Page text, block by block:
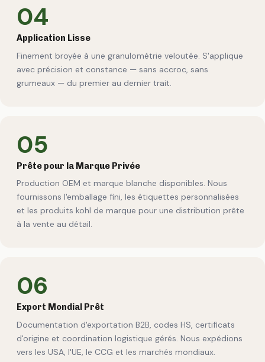
04
Application Lisse
Finement broyée à une granulométrie veloutée. S'applique
avec précision et constance — sans accroc, sans
grumeaux — du premier au dernier trait.
05
Prête pour la Marque Privée
Production OEM et marque blanche disponibles. Nous
fournissons l'emballage fini, les étiquettes personnalisées
et les produits kohl de marque pour une distribution prête
à la vente au détail.
06
Export Mondial Prêt
Documentation d'exportation B2B, codes HS, certificats
d'origine et coordination logistique gérés. Nous expédions
vers les USA, l'UE, le CCG et les marchés mondiaux.